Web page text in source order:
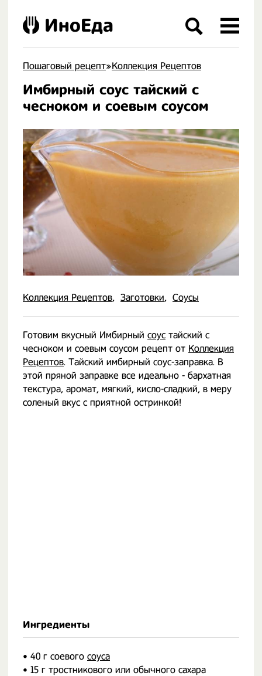
Пошаговый рецепт»Коллекция Рецептов
Имбирный соус тайский с
чесноком и соевым соусом
Коллекция Рецептов Заготовки Соусы
Готовим вкусный Имбирный соус тайский с
чесноком и соевым соусом рецепт от Коллекция
Рецептов. Тайский имбирный соус-заправка. В
этой пряной заправке все идеально - бархатная
текстура, аромат, мягкий, кисло-сладкий, в меру
соленый вкус с приятной остринкой!
Ингредиенты
• 40 г соевого соуса
• 15 г тростникового или обычного сахара
ИноЕда